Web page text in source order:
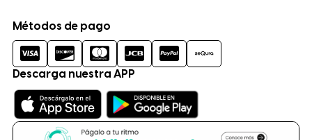
Métodos de pago
Descarga nuestra APP